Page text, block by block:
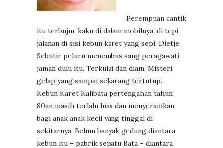
Perempuan cantik
itu terbujur kaku di dalam mobilnya, di tepi
jalanan di sisi kebun karet yang sepi. Dietje,
Sebutir peluru menembus sang peragawati
jaman dulu itu. Terkulai dan diam. Misteri
gelap yang sampai sekarang tertutup.
Kebun Karet Kalibata pertengahan tahun
80an masih terlalu luas dan menyeramkan
bagi anak anak kecil yang tinggal di
sekitarnya. Belum banyak gedung diantara
kebun itu – pabrik sepatu Bata – diantara